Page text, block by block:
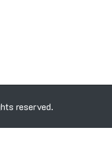
reserved.